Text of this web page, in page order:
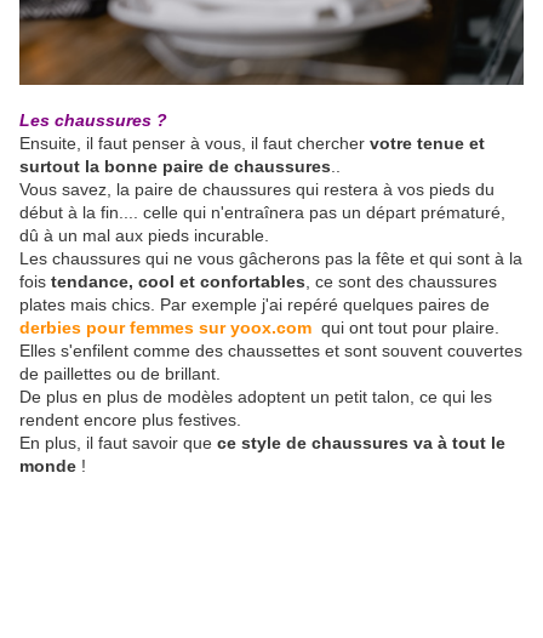
Les chaussures ?
Ensuite, il faut penser à vous, il faut chercher votre tenue et
surtout la bonne paire de chaussures
Vous savez, la paire de chaussures qui restera à vos pieds du
début à la fin.... celle qui n'entraînera pas un départ prématuré,
dû à un mal aux pieds incurable.
Les chaussures qui ne vous gâcherons pas la fête et qui sont à la
fois tendance, cool et confortables , ce sont des chaussures
plates mais chics. Par exemple j'ai repéré quelques paires de
derbies pour femmes sur yoox.com qui ont tout pour plaire.
Elles s'enfilent comme des chaussettes et sont souvent couvertes
de paillettes ou de brillant.
De plus en plus de modèles adoptent un petit talon, ce qui les
rendent encore plus festives.
En plus, il faut savoir que ce style de chaussures va à tout le
monde !